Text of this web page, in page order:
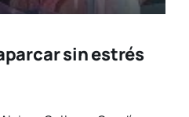
sin estrés